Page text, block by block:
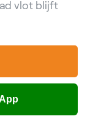
vlot blijft